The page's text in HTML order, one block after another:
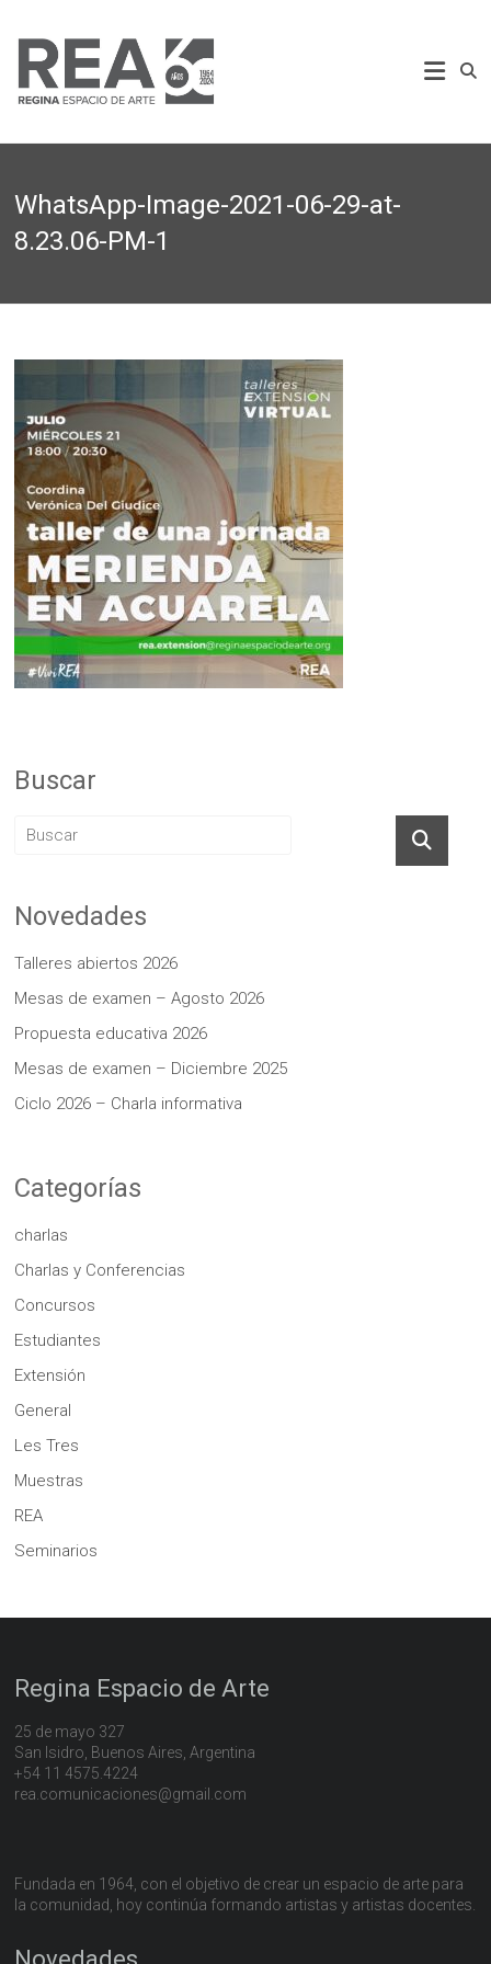
contenido
REA
Regina
WhatsApp-Image-2021-06-29-at-
8.23.06-PM-1
Buscar
Novedades
Talleres abiertos 2026
Mesas de examen – Agosto 2026
Propuesta educativa 2026
Mesas de examen – Diciembre 2025
Ciclo 2026 – Charla informativa
Categorías
charlas
Charlas y Conferencias
Concursos
Estudiantes
Extensión
General
Les Tres
Muestras
REA
Seminarios
Regina Espacio de Arte
25 de mayo 327
San Isidro, Buenos Aires, Argentina
+54 11 4575.4224
rea.comunicaciones@gmail.com
Fundada en 1964, con el objetivo de crear un espacio de arte para
la comunidad, hoy continúa formando artistas y artistas docentes.